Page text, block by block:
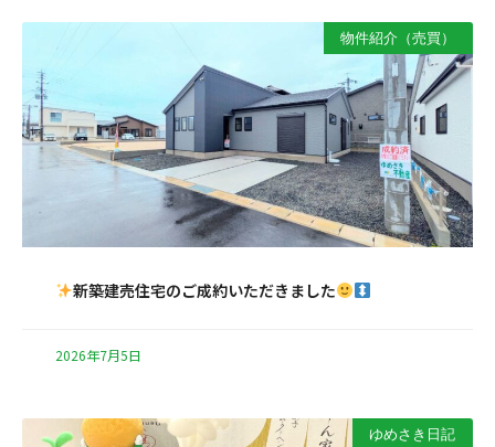
物件紹介（売買）
新築建売住宅のご成約いただきました
2026年7月5日
ゆめさき日記